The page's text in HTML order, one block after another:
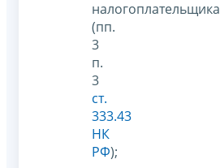
налогоплательщика
(пп.
3
п.
3
ст.
333.43
НК
РФ);